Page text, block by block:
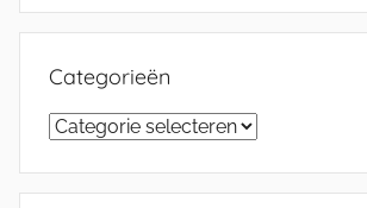
Categorieën
Categorieën